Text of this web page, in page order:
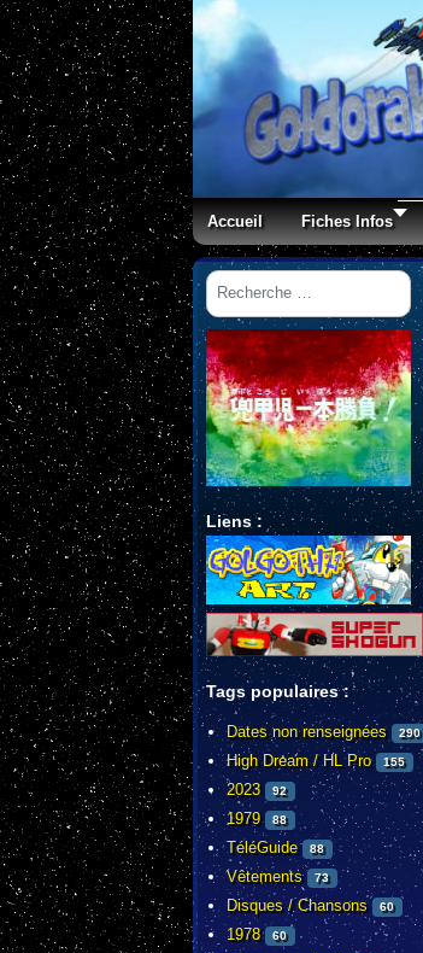
Accueil Fiches Infos
Rechercher
Liens :
Tags populaires :
Dates non renseignées 290
High Dream / HL Pro 155
2023 92
1979 88
TéléGuide 88
Vêtements 73
Disques / Chansons 60
1978 60